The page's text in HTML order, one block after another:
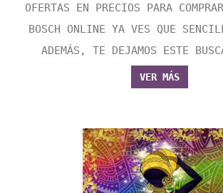
OFERTAS EN PRECIOS PARA
BOSCH ONLINE YA VES QUE
ADEMÁS, TE DEJAMOS ESTE
VER MÁS